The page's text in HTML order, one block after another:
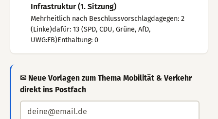
Infrastruktur (1. Sitzung)
Mehrheitlich nach Beschlussvorschlagdagegen: 2
(Linke)dafür: 13 (SPD, CDU, Grüne, AfD,
UWG:FB)Enthaltung: 0
✉ Neue Vorlagen zum Thema Mobilität & Verkehr
direkt ins Postfach